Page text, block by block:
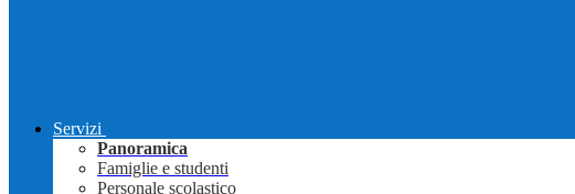
Servizi
Panoramica
Famiglie e studenti
Personale scolastico